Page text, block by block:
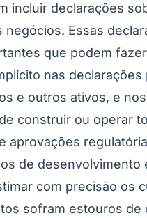
incluir declarações
Essas
que podem
nas
e outros ativos, e
construir ou operar
aprovações
de desenvolvimento
com precisão os
sofram estouros de